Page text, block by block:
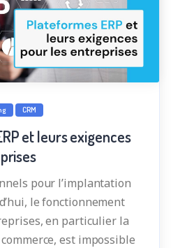
CRM
et leurs exigences
pour l’implantation
le fonctionnement
en particulier la
est impossible